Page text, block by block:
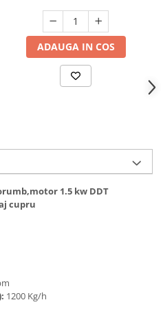
ADAUGA IN COS
1.5 kw DDT
cupru
1200 Kg/h